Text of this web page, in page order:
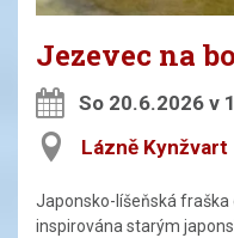
Jezevec na
So 20.6.2026 v
Lázně Kynžvart
Japonsko-líšeňská fraška
inspirována starým